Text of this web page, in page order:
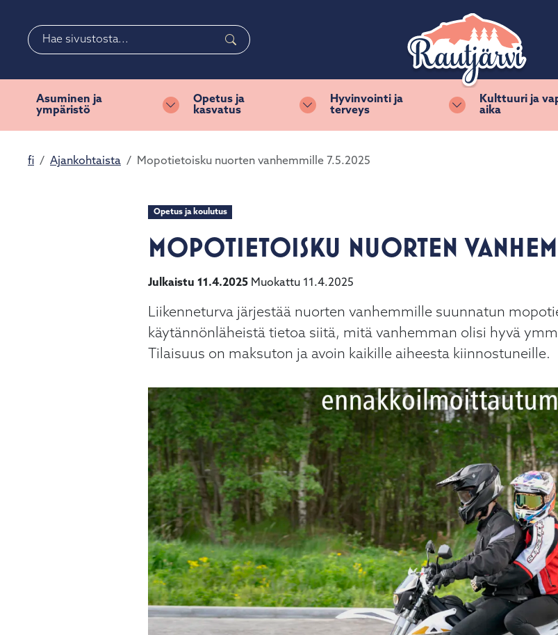
Haku
käytettävissä
oleva
tulos
ylös-
alasnuolilla.
Asuminen ja
ympäristö
Vaihda alasvetovalikkoa
Opetus ja
kasvatus
Vaihda alasvetovalikkoa
Hyvinvointi ja
terveys
Vaihda
Kulttuuri ja
aika
fi Ajankohtaista Mopotietoisku nuorten vanhemmille 7.5.2025
Opetus ja koulutus
MOPOTIETOISKU NUORTEN
Julkaistu 11.4.2025 Muokattu 11.4.2025
Liikenneturva järjestää nuorten vanhemmille suunnatun
käytännönläheistä tietoa siitä, mitä vanhemman olisi hyvä
Tilaisuus on maksuton ja avoin kaikille aiheesta kiinnostuneille.